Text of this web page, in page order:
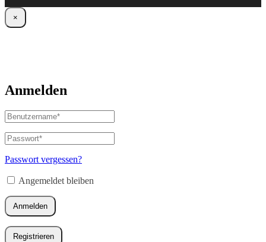
×
Anmelden
Benutzername
oder
E-
Mail-
Adresse*
Passwort*
Erforderlich
Passwort vergessen?
Angemeldet bleiben
Anmelden
Registrieren